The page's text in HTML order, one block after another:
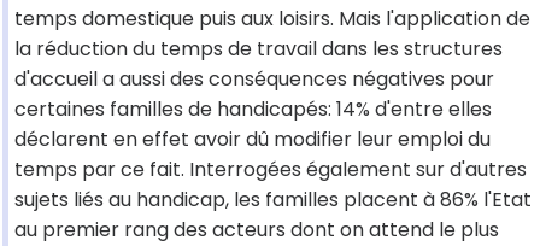
temps domestique puis aux loisirs. Mais l'application de
la réduction du temps de travail dans les structures
d'accueil a aussi des conséquences négatives pour
certaines familles de handicapés: 14% d'entre elles
déclarent en effet avoir dû modifier leur emploi du
temps par ce fait. Interrogées également sur d'autres
sujets liés au handicap, les familles placent à 86% l'Etat
au premier rang des acteurs dont on attend le plus